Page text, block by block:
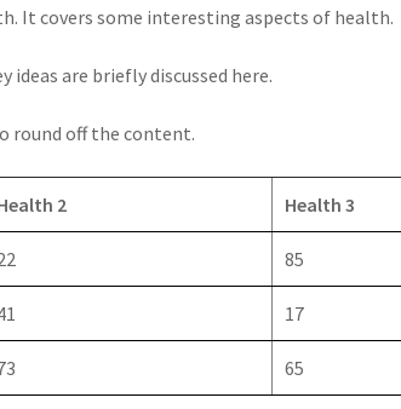
It covers some interesting aspects of health.
are briefly discussed here.
round off the content.
2 Health 3
85
17
65